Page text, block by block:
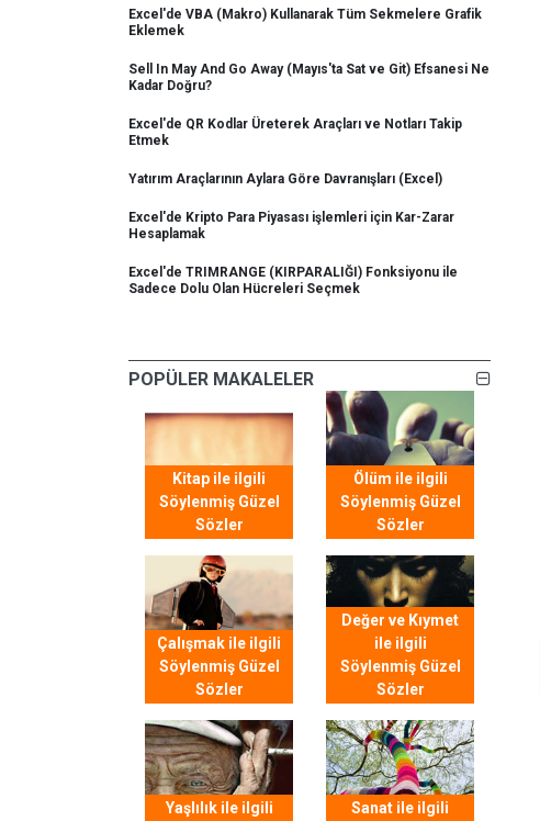
Excel'de VBA (Makro) Kullanarak Tüm Sekmelere Grafik
Eklemek
Sell In May And Go Away (Mayıs'ta Sat ve Git) Efsanesi Ne
Kadar Doğru?
Excel'de QR Kodlar Üreterek Araçları ve Notları Takip
Etmek
Yatırım Araçlarının Aylara Göre Davranışları (Excel)
Excel'de Kripto Para Piyasası işlemleri için Kar-Zarar
Hesaplamak
Excel'de TRIMRANGE (KIRPARALIĞI) Fonksiyonu ile
Sadece Dolu Olan Hücreleri Seçmek
POPÜLER MAKALELER
Kitap ile ilgili
Söylenmiş Güzel
Sözler
Ölüm ile ilgili
Söylenmiş Güzel
Sözler
Çalışmak ile ilgili
Söylenmiş Güzel
Sözler
Değer ve Kıymet
ile ilgili
Söylenmiş Güzel
Sözler
Yaşlılık ile ilgili
Sanat ile ilgili